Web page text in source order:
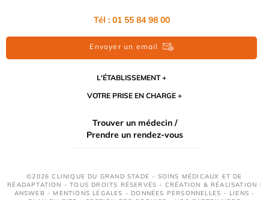
Tél : 01 55 84 98 00
Envoyer un email
L'ÉTABLISSEMENT
VOTRE PRISE EN CHARGE
Trouver un médecin /
Prendre un rendez-vous
©2026 CLINIQUE DU GRAND STADE - SOINS MÉDICAUX ET DE
RÉADAPTATION - TOUS DROITS RÉSERVÉS - CRÉATION & RÉALISATION :
ANSWEB - MENTIONS LÉGALES - DONNÉES PERSONNELLES - LIENS -